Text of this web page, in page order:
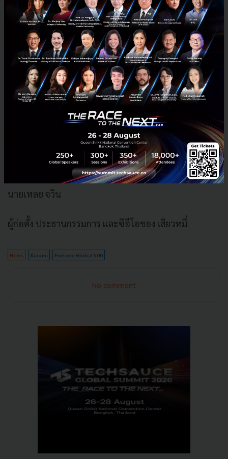
หน้า วิสัยทัศน์ของเราในการเป็นบริษัทที่ยอดเยี่ยมตั้งอยู่
บนพื้นฐานการประสบความสำเร็จที่ผ่านมา ทำให้เห็นถึง
ความมุ่งมั่นที่ไม่สั่นคลอน ผ่านยุทธศาสตร์การพัฒนาและ
ความสามารถอันเยี่ยมยอดของพวกเรา ในการพัฒนา
เทคโนโลยีให้ก้าวหน้าต่อไปอย่างไม่หยุดยั้ง
พี่น้องชาวเสียวหมี่ที่รักยิ่งทุกท่าน หนทางที่เต็มไปด้วย
ความยากลำบากมักจะนำพาเราไปสู่ปลายทางที่สวยงาม
ดังนั้นเราจะต้องทำตามความฝัน และตั้งมั่นในพันธกิจของ
เราเพื่อสามารถเอาชนะอุปสรรคต่างๆ มุ่งมั่นสร้างสรรค์
นวัตกรรมคุณภาพให้ทุกคนบนโลก และทำให้เสียวหมี่เป็น
บริษัทที่ยอดเยี่ยมมากที่สุดต่อไป
นายเหลย จวิน
ผู้ก่อตั้ง ประธานกรรมการ และซีอีโอของ เสียวหมี่
News Xiaomi Fortune Global 500
No comment